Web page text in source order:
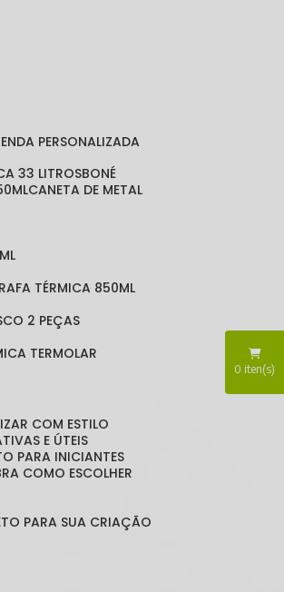
PERSONALIZADA
33 LITROS BONÉ
CANETA DE METAL
TÉRMICA 850ML
2 PEÇAS
TERMOLAR
COM ESTILO
E ÚTEIS
PARA INICIANTES
COMO ESCOLHER
PARA SUA CRIAÇÃO
0 iten(s)